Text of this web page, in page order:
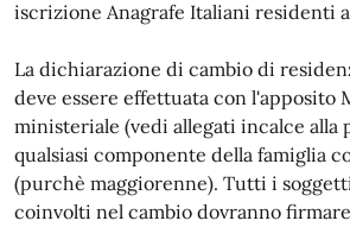
iscrizione Anagrafe Italiani residenti
La dichiarazione di cambio di
deve essere effettuata con l'apposito
ministeriale (vedi allegati incalce alla
qualsiasi componente della famiglia
(purchè maggiorenne). Tutti i
coinvolti nel cambio dovranno